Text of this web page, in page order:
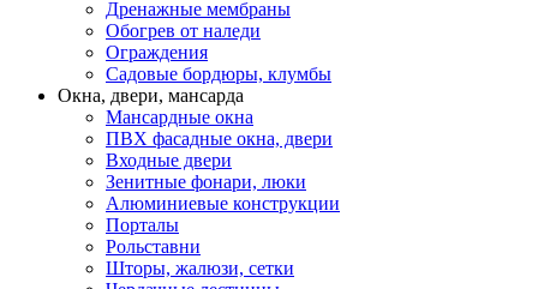
Дренажные мембраны
Обогрев от наледи
Ограждения
Садовые бордюры, клумбы
Окна, двери, мансарда
Мансардные окна
ПВХ фасадные окна, двери
Входные двери
Зенитные фонари, люки
Алюминиевые конструкции
Порталы
Рольставни
Шторы, жалюзи, сетки